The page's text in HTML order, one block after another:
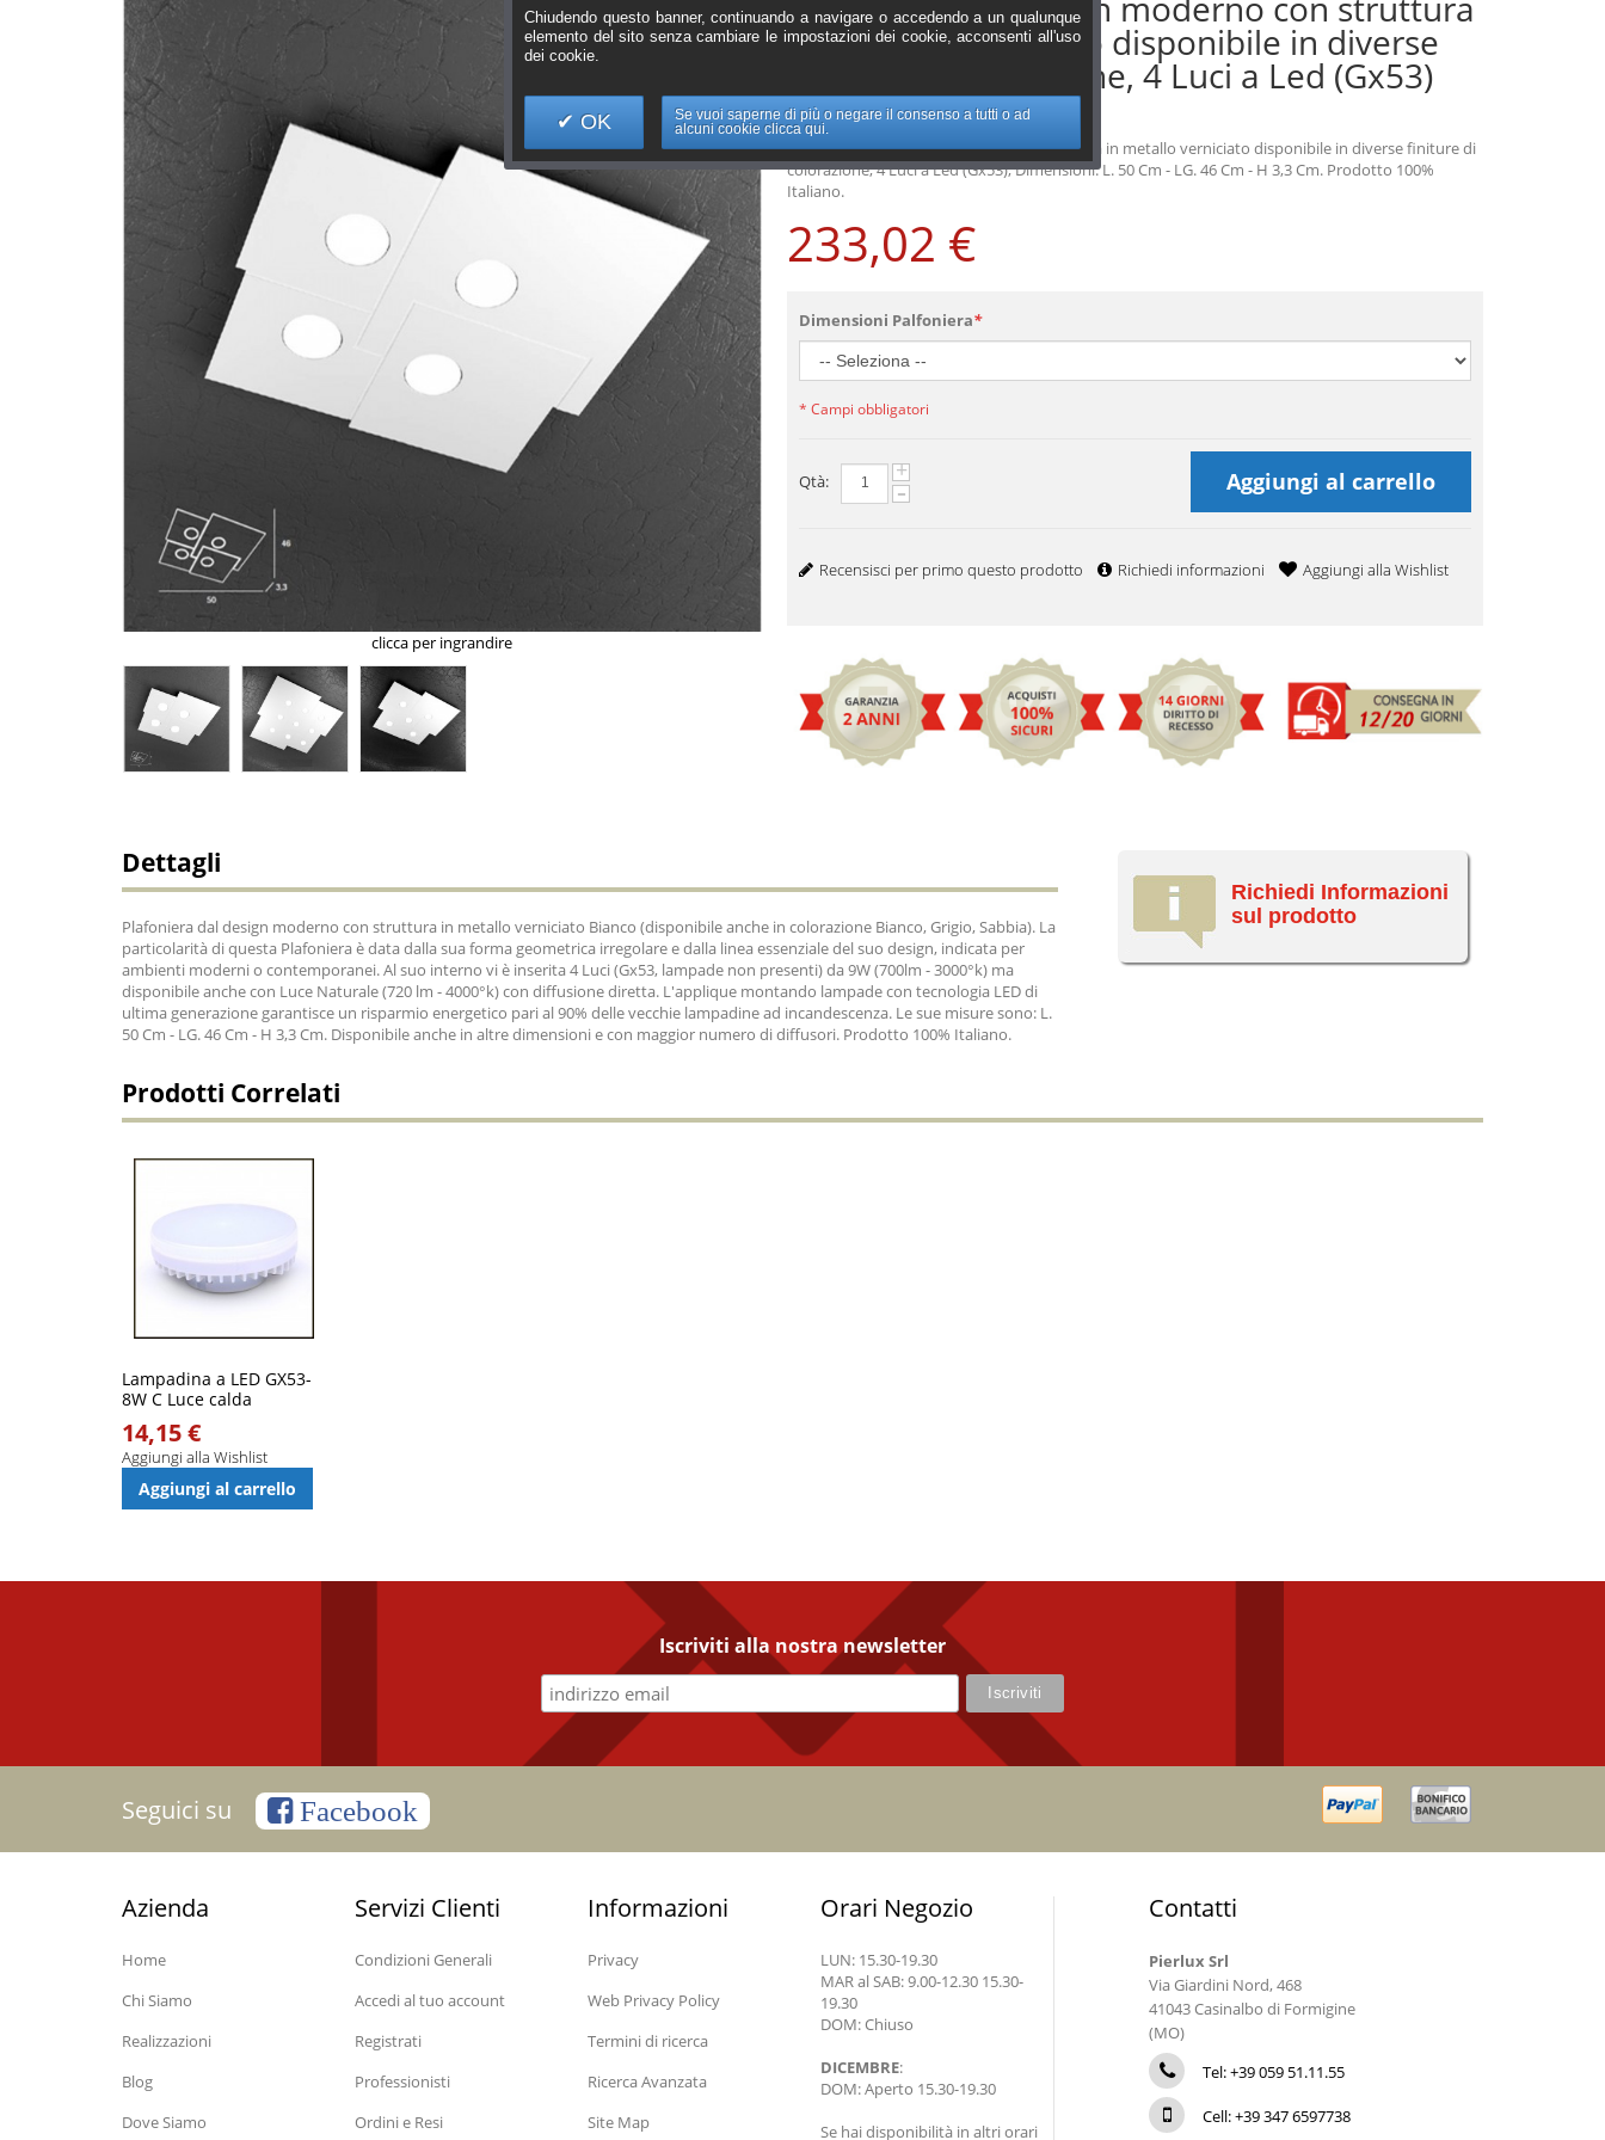
clicca per ingrandire
in metallo verniciato disponibile in diverse
finiture di colorazione, 4 Luci a Led (Gx53)
Rif. TP028
Plafoniera dal design moderno con struttura in metallo verniciato disponibile in diverse finiture di
colorazione, 4 Luci a Led (Gx53), Dimensioni: L. 50 Cm - LG. 46 Cm - H 3,3 Cm. Prodotto 100%
Italiano.
233,02 €
*
Dimensioni Palfoniera
* Campi obbligatori
Qtà: +
- Aggiungi al carrello
Recensisci per primo questo prodotto Aggiungi alla Wishlist
Richiedi informazioni
Dettagli
Plafoniera dal design moderno con struttura in metallo verniciato Bianco (disponibile anche in colorazione Bianco, Grigio, Sabbia). La
particolarità di questa Plafoniera è data dalla sua forma geometrica irregolare e dalla linea essenziale del suo design, indicata per
ambienti moderni o contemporanei. Al suo interno vi è inserita 4 Luci (Gx53, lampade non presenti) da 9W (700lm - 3000°k) ma
disponibile anche con Luce Naturale (720 lm - 4000°k) con diffusione diretta. L'applique montando lampade con tecnologia LED di
ultima generazione garantisce un risparmio energetico pari al 90% delle vecchie lampadine ad incandescenza. Le sue misure sono: L.
50 Cm - LG. 46 Cm - H 3,3 Cm. Disponibile anche in altre dimensioni e con maggior numero di diffusori. Prodotto 100% Italiano.
Richiedi Informazioni
sul prodotto
Prodotti Correlati
Lampadina a LED GX53-
8W C Luce calda
14,15 €
Aggiungi alla Wishlist
Aggiungi al carrello
Iscriviti alla nostra newsletter
Seguici su Facebook
Azienda
Home
Chi Siamo
Realizzazioni
Blog
Dove Siamo
Servizi Clienti
Condizioni Generali
Accedi al tuo account
Registrati
Professionisti
Ordini e Resi
Informazioni
Privacy
Web Privacy Policy
Termini di ricerca
Ricerca Avanzata
Site Map
Orari Negozio
LUN: 15.30-19.30
MAR al SAB: 9.00-12.30 15.30-
19.30
DOM: Chiuso
DICEMBRE:
DOM: Aperto 15.30-19.30
Se hai disponibilità in altri orari
Contatti
Pierlux Srl
Via Giardini Nord, 468
41043 Casinalbo di Formigine
(MO)
Tel: +39 059 51.11.55
Cell: +39 347 6597738
Chiudendo questo banner, continuando a navigare o accedendo a un qualunque
elemento del sito senza cambiare le impostazioni dei cookie, acconsenti all'uso
dei cookie.
OK
Se vuoi saperne di più o negare il consenso a tutti o ad
alcuni cookie clicca qui.